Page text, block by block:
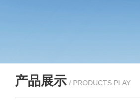
产品展示 / PRODUCTS PLAY